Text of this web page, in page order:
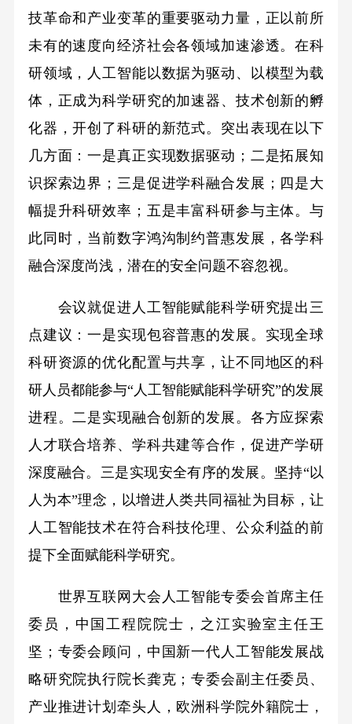
技革命和产业变革的重要驱动力量，正以前所
未有的速度向经济社会各领域加速渗透。在科
研领域，人工智能以数据为驱动、以模型为载
体，正成为科学研究的加速器、技术创新的孵
化器，开创了科研的新范式。突出表现在以下
几方面：一是真正实现数据驱动；二是拓展知
识探索边界；三是促进学科融合发展；四是大
幅提升科研效率；五是丰富科研参与主体。与
此同时，当前数字鸿沟制约普惠发展，各学科
融合深度尚浅，潜在的安全问题不容忽视。
会议就促进人工智能赋能科学研究提出三
点建议：一是实现包容普惠的发展。实现全球
科研资源的优化配置与共享，让不同地区的科
研人员都能参与“人工智能赋能科学研究”的发展
进程。二是实现融合创新的发展。各方应探索
人才联合培养、学科共建等合作，促进产学研
深度融合。三是实现安全有序的发展。坚持“以
人为本”理念，以增进人类共同福祉为目标，让
人工智能技术在符合科技伦理、公众利益的前
提下全面赋能科学研究。
世界互联网大会人工智能专委会首席主任
委员，中国工程院院士，之江实验室主任王
坚；专委会顾问，中国新一代人工智能发展战
略研究院执行院长龚克；专委会副主任委员、
产业推进计划牵头人，欧洲科学院外籍院士，